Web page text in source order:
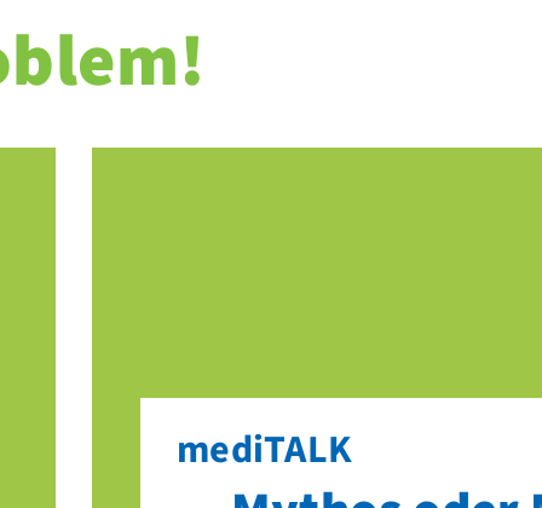
mediTALK